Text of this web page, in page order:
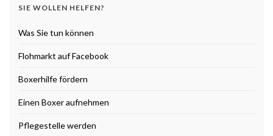
SIE WOLLEN HELFEN?
Was Sie tun können
Flohmarkt auf Facebook
Boxerhilfe fördern
Einen Boxer aufnehmen
Pflegestelle werden